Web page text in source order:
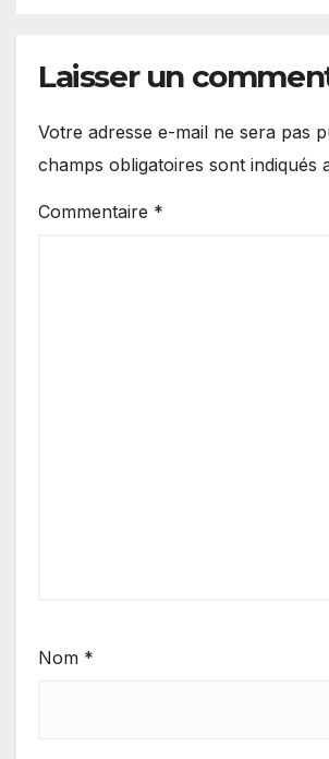
Laisser un
Votre adresse e-mail ne sera pas
champs obligatoires sont indiqués
Commentaire *
Nom *